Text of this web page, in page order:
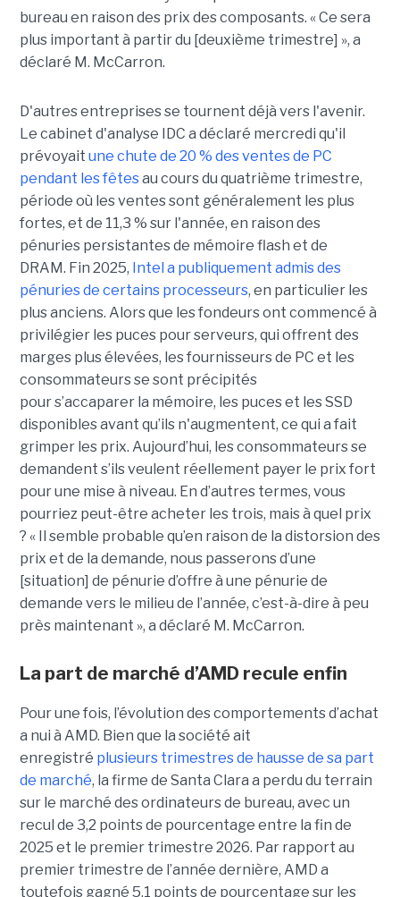
bureau en raison des prix des composants. « Ce sera
plus important à partir du [deuxième trimestre] », a
déclaré M. McCarron.
D'autres entreprises se tournent déjà vers l'avenir.
Le cabinet d'analyse IDC a déclaré mercredi qu'il
prévoyait une chute de 20 % des ventes de PC
pendant les fêtesau cours du quatrième trimestre,
période où les ventes sont généralement les plus
fortes, et de 11,3 % sur l'année, en raison des
pénuries persistantes de mémoire flash et de
DRAM. Fin 2025, Intel a publiquement admis des
pénuries de certains processeurs, en particulier les
plus anciens. Alors que les fondeurs ont commencé à
privilégier les puces pour serveurs, qui offrent des
marges plus élevées, les fournisseurs de PC et les
consommateurs se sont précipités
pour s’accaparer la mémoire, les puces et les SSD
disponibles avant qu’ils n'augmentent, ce qui a fait
grimper les prix. Aujourd’hui, les consommateurs se
demandent s’ils veulent réellement payer le prix fort
pour une mise à niveau. En d’autres termes, vous
pourriez peut-être acheter les trois, mais à quel prix
? « Il semble probable qu’en raison de la distorsion des
prix et de la demande, nous passerons d’une
[situation] de pénurie d’offre à une pénurie de
demande vers le milieu de l’année, c’est-à-dire à peu
près maintenant », a déclaré M. McCarron.
La part de marché d’AMD recule enfin
Pour une fois, l’évolution des comportements d’achat
a nui à AMD. Bien que la société ait
enregistré plusieurs trimestres de hausse de sa part
de marché, la firme de Santa Clara a perdu du terrain
sur le marché des ordinateurs de bureau, avec un
recul de 3,2 points de pourcentage entre la fin de
2025 et le premier trimestre 2026. Par rapport au
premier trimestre de l’année dernière, AMD a
toutefois gagné 5,1 points de pourcentage sur les